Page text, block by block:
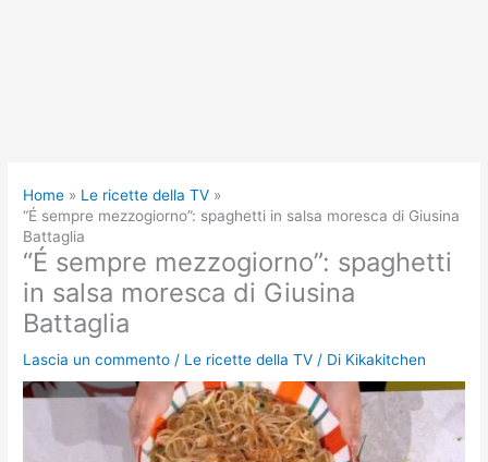
Home
Le ricette della TV
“É sempre mezzogiorno”: spaghetti in salsa moresca di Giusina
Battaglia
“É sempre mezzogiorno”: spaghetti
in salsa moresca di Giusina
Battaglia
Lascia un commento / Le ricette della TV / Di Kikakitchen